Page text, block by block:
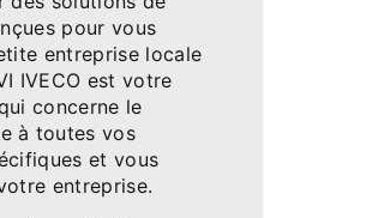
pour vous
entreprise locale
IVECO est votre
concerne le
à toutes vos
et vous
entreprise.